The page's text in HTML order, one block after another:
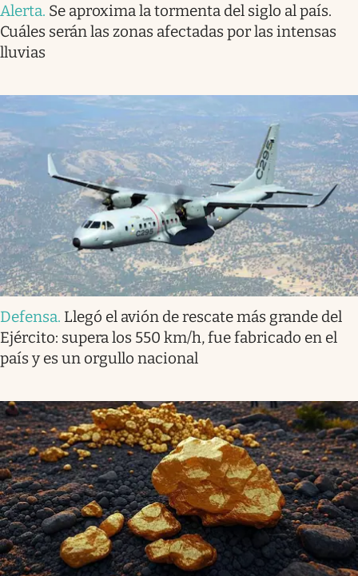
Alerta. Se aproxima la tormenta del siglo al país.
Cuáles serán las zonas afectadas por las intensas
lluvias
Defensa. Llegó el avión de rescate más grande del
Ejército: supera los 550 km/h, fue fabricado en el
país y es un orgullo nacional